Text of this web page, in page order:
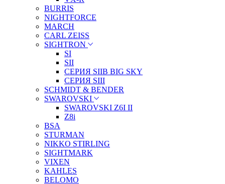
BURRIS
NIGHTFORCE
MARCH
CARL ZEISS
SIGHTRON
SI
SII
СЕРИЯ SIIB BIG SKY
СЕРИЯ SIII
SCHMIDT & BENDER
SWAROVSKI
SWAROVSKI Z6I II
Z8i
BSA
STURMAN
NIKKO STIRLING
SIGHTMARK
VIXEN
KAHLES
BELOMO